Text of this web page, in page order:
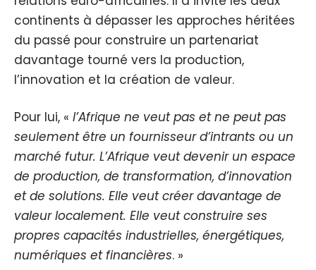
continents à dépasser les approches héritées
du passé pour construire un partenariat
davantage tourné vers la production,
l’innovation et la création de valeur.
Pour lui, « l’Afrique ne veut pas et ne peut pas
seulement être un fournisseur d’intrants ou un
marché futur. L’Afrique veut devenir un espace
de production, de transformation, d’innovation
et de solutions. Elle veut créer davantage de
valeur localement. Elle veut construire ses
propres capacités industrielles, énergétiques,
numériques et financières. »